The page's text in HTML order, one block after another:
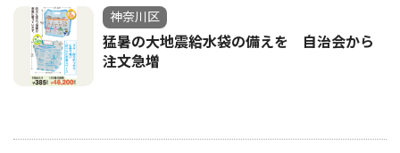
神奈川区
猛暑の大地震給水袋の備えを 自治会から
注文急増